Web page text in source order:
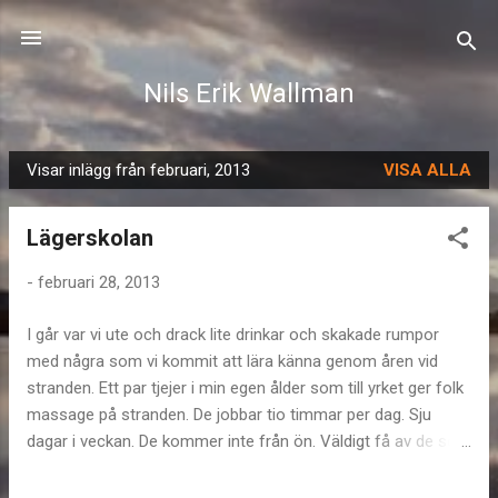
Fortsätt till huvudinnehåll
Nils Erik Wallman
I
n
Visar inlägg från februari, 2013 VISA ALLA
Lägerskolan
- februari 28, 2013
I går var vi ute och drack lite drinkar och skakade rumpor
med några som vi kommit att lära känna genom åren vid
stranden. Ett par tjejer i min egen ålder som till yrket ger folk
massage på stranden. De jobbar tio timmar per dag. Sju
dagar i veckan. De kommer inte från ön. Väldigt få av de som